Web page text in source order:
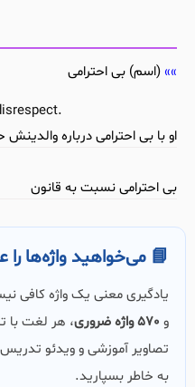
(اسم) بی احترامی
او با بی احترامی درباره
بی احترامی نسبت به قانون
📘 می‌خواهید واژه‌ها را
یادگیری معنی یک واژه کافی
و 570 واژه ضروری
، هر لغت با
تصاویر آموزشی و ویدئو
به خاطر بسپارید.